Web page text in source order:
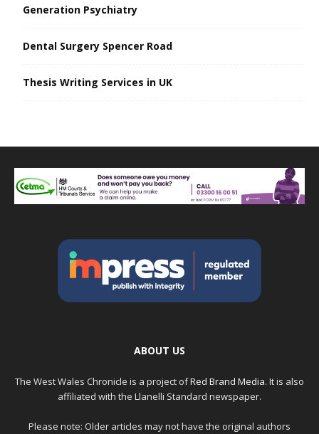
Generation Psychiatry
Dental Surgery Spencer Road
Thesis Writing Services in UK
ABOUT US
The West Wales Chronicle is a project ofRed Brand Media. It is also
affiliated with the Llanelli Standard newspaper.
Please note: Older articles may not have the original authors